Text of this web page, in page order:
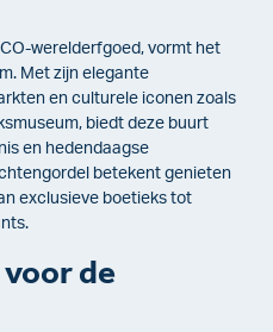
werelderfgoed, vormt het
Met zijn elegante
en culturele iconen zoals
biedt deze buurt
en hedendaagse
betekent genieten
exclusieve boetieks tot
de